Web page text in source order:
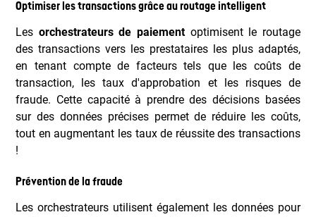
Optimiser les transactions grâce au routage intelligent
Les orchestrateurs de paiementoptimisent le routage
des transactions vers les prestataires les plus adaptés,
en tenant compte de facteurs tels que les coûts de
transaction, les taux d'approbation et les risques de
fraude. Cette capacité à prendre des décisions basées
sur des données précises permet de réduire les coûts,
tout en augmentant les taux de réussite des transactions
!
Prévention de la fraude
Les orchestrateurs utilisent également les données pour